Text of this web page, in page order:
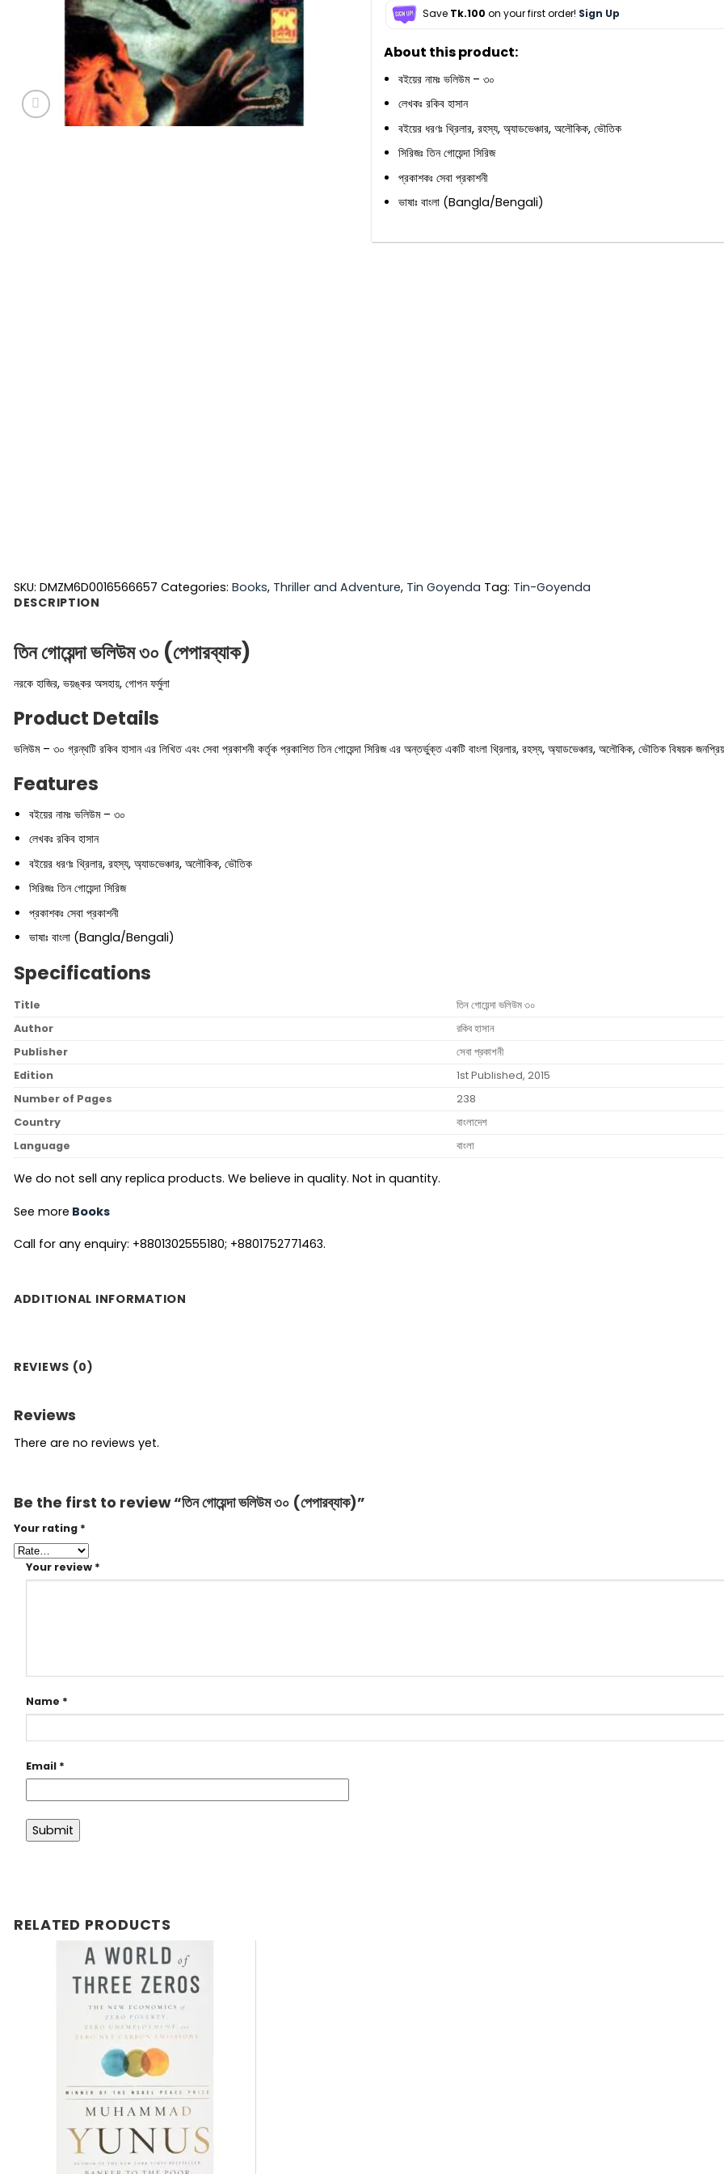
Save Tk.100 on your first order! Sign Up
About this product:
বইয়ের নামঃ ভলিউম – ৩০
লেখকঃ রকিব হাসান
বইয়ের ধরণঃ থ্রিলার, রহস্য, অ্যাডভেঞ্চার, অলৌকিক, ভৌতিক
সিরিজঃ তিন গোয়েন্দা সিরিজ
প্রকাশকঃ সেবা প্রকাশনী
ভাষাঃ বাংলা (Bangla/Bengali)
SKU: DMZM6D0016566657 Categories: Books, Thriller and Adventure, Tin Goyenda Tag: Tin-Goyenda
DESCRIPTION
তিন গোয়েন্দা ভলিউম ৩০ (পেপারব্যাক)
নরকে হাজির, ভয়ঙ্কর অসহায়, গোপন ফর্মুলা
Product Details
ভলিউম – ৩০ গ্রন্থটি রকিব হাসান এর লিখিত এবং সেবা প্রকাশনী কর্তৃক প্রকাশিত তিন গোয়েন্দা সিরিজ এর অন্তর্ভুক্ত একটি বাংলা থ্রিলার, রহস্য, অ্যাডভেঞ্চার, অলৌকিক, ভৌতিক বিষয়ক
Features
বইয়ের নামঃ ভলিউম – ৩০
লেখকঃ রকিব হাসান
বইয়ের ধরণঃ থ্রিলার, রহস্য, অ্যাডভেঞ্চার, অলৌকিক, ভৌতিক
সিরিজঃ তিন গোয়েন্দা সিরিজ
প্রকাশকঃ সেবা প্রকাশনী
ভাষাঃ বাংলা (Bangla/Bengali)
Specifications
Title
তিন গোয়েন্দা ভলিউম ৩০
Author
রকিব হাসান
Publisher
সেবা প্রকাশনী
Edition
1st Published, 2015
Number of Pages
238
Country
বাংলাদেশ
Language
বাংলা
We do not sell any replica products. We believe in quality. Not in quantity.
See more Books
Call for any enquiry: +8801302555180; +8801752771463.
ADDITIONAL INFORMATION
REVIEWS (0)
Reviews
There are no reviews yet.
Be the first to review “তিন গোয়েন্দা ভলিউম ৩০ (পেপারব্যাক)”
Your rating *
Your review *
Name *
Email *
RELATED PRODUCTS